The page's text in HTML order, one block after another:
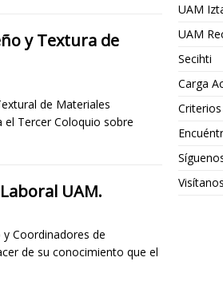
y Textura de
de Materiales
el Tercer Coloquio sobre
UAM.
Coordinadores de
de su conocimiento que el
UAM
UAM
Secihti
Carga